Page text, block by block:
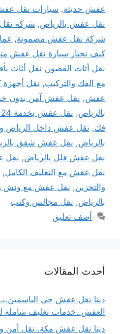
عفش حديثة, سيارات نقل
نقل عفش بالرياض, شركة
شركة نقل عفش مضمونة,
كيف تختار سيارة نقل عفش
نقل أثاث القصور , نقل أثاث
مع الفك والتركيب, نقل أجهزة
عفش, نقل عفش آمن بدون
بالرياض, نقل عفش بخدمة 24 ساعة
فك, نقل عفش داخل الرياض
بالرياض, نقل عفش شقق
نقل عفش فلل بالرياض, نقل
نقل عفش مع التغليف الكامل,
والتخزين, نقل عفش مع ونش
بالرياض, نقل مجالس وكنب
أضف تعليق
أحدث المقالات
العفش..خدمات تغليف شاملة
دينا نقل عفش مكة..نقل آمن